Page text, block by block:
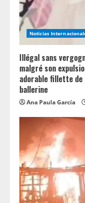
Noticias
Illégal sans
malgré son
adorable fillette de
ballerine
Ana Paula García